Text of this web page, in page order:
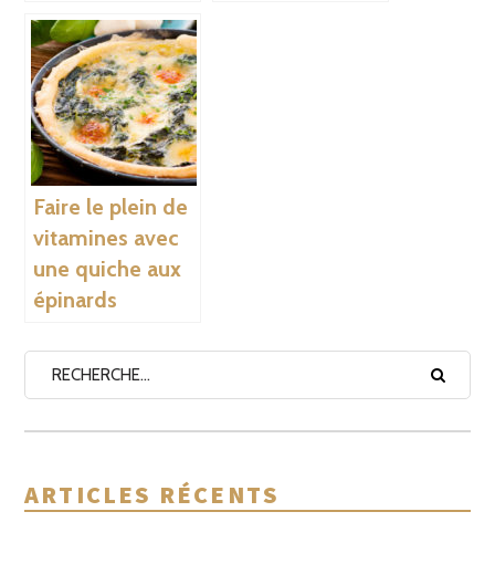
Faire le plein de
vitamines avec
une quiche aux
épinards
ARTICLES RÉCENTS